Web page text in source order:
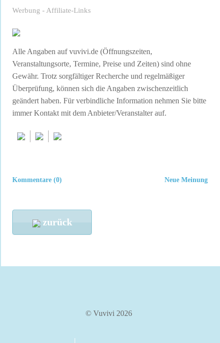
Werbung - Affiliate-Links
Alle Angaben auf vuvivi.de (Öffnungszeiten,
Veranstaltungsorte, Termine, Preise und Zeiten) sind ohne
Gewähr. Trotz sorgfältiger Recherche und regelmäßiger
Überprüfung, können sich die Angaben zwischenzeitlich
geändert haben. Für verbindliche Information nehmen Sie bitte
immer Kontakt mit dem Anbieter/Veranstalter auf.
Neue Meinung
Kommentare (0)
zurück
© Vuvivi 2026